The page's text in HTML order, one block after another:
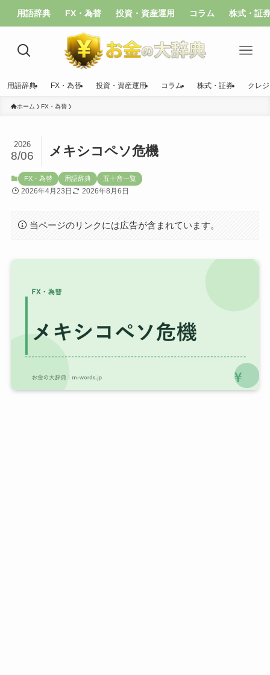
用語辞典 FX・為替 投資・資産運用 コラム 株式・証
用語辞典 FX・為替 投資・資産運用 コラム 株式・証券 クレ
ホーム FX・為替
メキシコペソ危機
2026
8/06
FX・為替 用語辞典 五十音一覧
2026年4月23日 2026年8月6日
当ページのリンクには広告が含まれています。